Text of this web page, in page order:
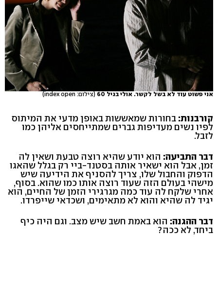
אני פשוט עוד לא בשל לקשר. אולי בגיל 60 (צילום: index open)
קורבנות: בחורות שמאששות באופן מדעי את המיתוס
לפיו נשים מעדיפות גברים שמתייחסים אליהן כמו
לזבל.
דבר התביעה: הוא יודע שהיא רוצה טבעת ושאין לה
זמן, אבל הוא ישאיר אותה בסטנד-ביי רק בגלל שהאגו
הדפוק והחבול שלו, צריך להסניף את הידיעה שיש
מישהי בעולם הזה שעוד רוצה אותו כמו שהוא. בסוף,
אחרי שלקח לה עוד כמה מגרגירי הזמן של החיים, הוא
יגיד לה שהיא והוא לא מתאימים, ושכדאי שייפרדו.
דבר ההגנה: הוא באמת חשב שיש מצב. וגם היה כיף
ביחד, לא ככה?